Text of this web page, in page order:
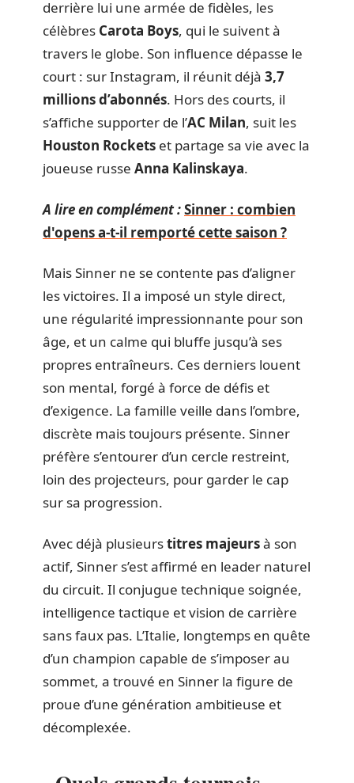
derrière lui une armée de fidèles, les
célèbres Carota Boys, qui le suivent à
travers le globe. Son influence dépasse le
court : sur Instagram, il réunit déjà 3,7
millions d’abonnés. Hors des courts, il
s’affiche supporter de l’AC Milan, suit les
Houston Rockets et partage sa vie avec la
joueuse russe Anna Kalinskaya.
A lire en complément :Sinner : combien
d'opens a-t-il remporté cette saison ?
Mais Sinner ne se contente pas d’aligner
les victoires. Il a imposé un style direct,
une régularité impressionnante pour son
âge, et un calme qui bluffe jusqu’à ses
propres entraîneurs. Ces derniers louent
son mental, forgé à force de défis et
d’exigence. La famille veille dans l’ombre,
discrète mais toujours présente. Sinner
préfère s’entourer d’un cercle restreint,
loin des projecteurs, pour garder le cap
sur sa progression.
Avec déjà plusieurstitres majeursà son
actif, Sinner s’est affirmé en leader naturel
du circuit. Il conjugue technique soignée,
intelligence tactique et vision de carrière
sans faux pas. L’Italie, longtemps en quête
d’un champion capable de s’imposer au
sommet, a trouvé en Sinner la figure de
proue d’une génération ambitieuse et
décomplexée.